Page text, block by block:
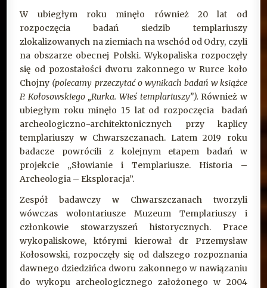
W ubiegłym roku minęło również 20 lat od
rozpoczęcia badań siedzib templariuszy
zlokalizowanych na ziemiach na wschód od Odry, czyli
na obszarze obecnej Polski. Wykopaliska rozpoczęły
się od pozostałości dworu zakonnego w Rurce koło
Chojny (polecamy przeczytać o wynikach badań w książce
P. Kołosowskiego „Rurka. Wieś templariuszy”). Również w
ubiegłym roku minęło 15 lat od rozpoczęcia badań
archeologiczno-architektonicznych przy kaplicy
templariuszy w Chwarszczanach. Latem 2019 roku
badacze powrócili z kolejnym etapem badań w
projekcie „Słowianie i Templariusze. Historia –
Archeologia – Eksploracja”.
Zespół badawczy w Chwarszczanach tworzyli
wówczas wolontariusze Muzeum Templariuszy i
członkowie stowarzyszeń historycznych. Prace
wykopaliskowe, którymi kierował dr Przemysław
Kołosowski, rozpoczęły się od dalszego rozpoznania
dawnego dziedzińca dworu zakonnego w nawiązaniu
do wykopu archeologicznego założonego w 2004